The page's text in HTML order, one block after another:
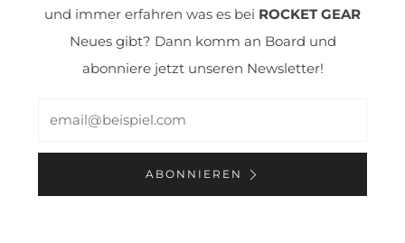
und immer erfahren was es bei ROCKET GEAR
Neues gibt? Dann komm an Board und
abonniere jetzt unseren Newsletter!
ABONNIEREN